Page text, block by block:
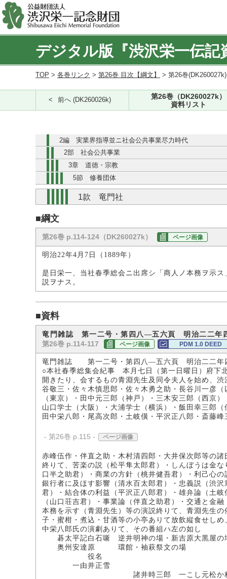
デジタル版『渋沢栄一伝記
TOP > 各巻リンク > 第26巻 目次【綱文】 > 第26巻
前へ (DK260026k)
第26巻（DK260027k）
資料リスト
2編 実業界指導並ニ社会公共事業尽力時代
2部 社会公共事業
3章 道徳・宗教
5節 修養団体
1款 竜門社
■綱文
第26巻 p.114-124（DK260027k） ページ画像
明治22年4月7日（1889年）
是日栄一、当社春季総会ニ出席シ「商人ノ本務ヲ示
説ヲナス。
■資料
竜門雑誌 第一二号・第四八―五六頁 明治二二年
第26巻 p.114-117 ページ画像 PDM 1.0 DEED
竜門雑誌 第一二号・第四八―五六頁 明治二二年
○本社春季総集会紀事 本月七日（第一日曜日）府下
開きたり、会するもの青淵先生及同令夫人を始め、
谷敬三・佐々木慎思郎・佐々木勇之助・長谷川一彦
（東京）・田中元三郎（神戸）・三木安三郎（西京
山口学士（大阪）・大浦学士（横浜）・飯田幸三郎
田中栄八郎・尾高次郎・土岐僙・平沢正八郎・斎藤
- 第26巻 p.115 - ページ画像
赤峰伍作・伴直之助・木村清四郎・大井保次郎等の
終りて、苦楽の説（松平隼太郎君）・しんぼうは金
口半之助君）・商業の方針（桃井健吾君）・利己心
銀行者に及ほす影響（清水百太郎君）・忠義説（渋
君）・結合体の利益（平沢正八郎君）・雄弁論（土
（山口荘吉君）・事業論（伴直之助君）・交通と金
本務を示す（青淵先生）等の演説終りて、青淵先生
子・蜜柑・煮込・甘酒等の小亭ありて放飲縦食せし
中栄八郎氏の演劇ありて、その番組ハ左の如し
碁太平記白石噺 逆井明神の場・新吉原大黒屋の
奥州安達原 環館・袖萩祭文の場
役名
一由井正雪
諸井時三郎 一こし元松